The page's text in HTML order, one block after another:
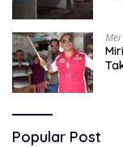
Popular Post